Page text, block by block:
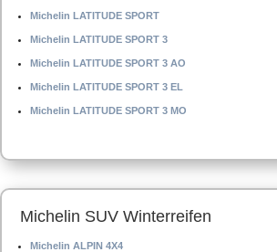
Michelin LATITUDE SPORT
Michelin LATITUDE SPORT 3
Michelin LATITUDE SPORT 3 AO
Michelin LATITUDE SPORT 3 EL
Michelin LATITUDE SPORT 3 MO
Michelin SUV Winterreifen
Michelin ALPIN 4X4